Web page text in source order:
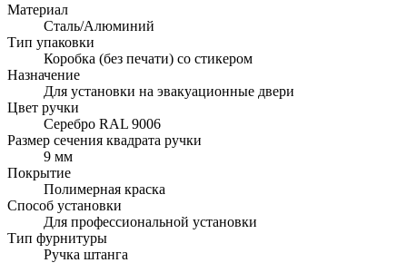
Материал
Сталь/Алюминий
Тип упаковки
Коробка (без печати) со стикером
Назначение
Для установки на эвакуационные двери
Цвет ручки
Серебро RAL 9006
Размер сечения квадрата ручки
9 мм
Покрытие
Полимерная краска
Способ установки
Для профессиональной установки
Тип фурнитуры
Ручка штанга